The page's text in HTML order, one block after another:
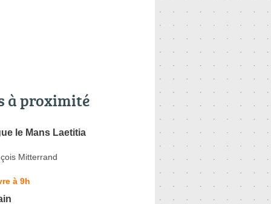
à proximité
le Mans Laetitia
Mitterrand
à 9h